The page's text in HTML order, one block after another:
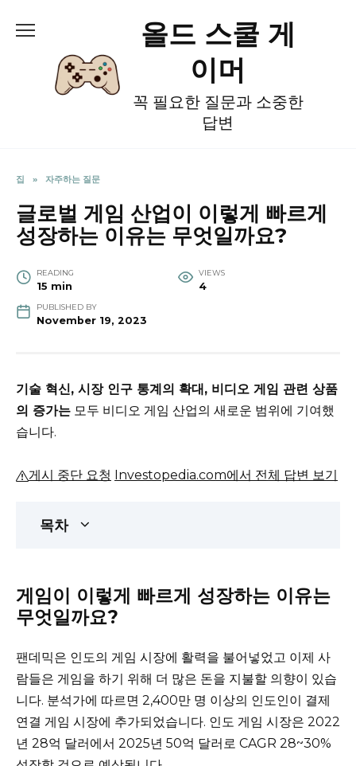
올드 스쿨 게
이머
꼭 필요한 질문과 소중한
답변
집 » 자주하는 질문
글로벌 게임 산업이 이렇게 빠르게
성장하는 이유는 무엇일까요?
READING
15 min
VIEWS
4
PUBLISHED BY
November 19, 2023
기술 혁신, 시장 인구 통계의 확대, 비디오 게임 관련 상품
의 증가는 모두 비디오 게임 산업의 새로운 범위에 기여했
습니다.
게시 중단 요청 Investopedia.com에서 전체 답변 보기
목차
게임이 이렇게 빠르게 성장하는 이유는
무엇일까요?
팬데믹은 인도의 게임 시장에 활력을 불어넣었고 이제 사
람들은 게임을 하기 위해 더 많은 돈을 지불할 의향이 있습
니다. 분석가에 따르면 2,400만 명 이상의 인도인이 결제
연결 게임 시장에 추가되었습니다. 인도 게임 시장은 2022
년 28억 달러에서 2025년 50억 달러로 CAGR 28~30%